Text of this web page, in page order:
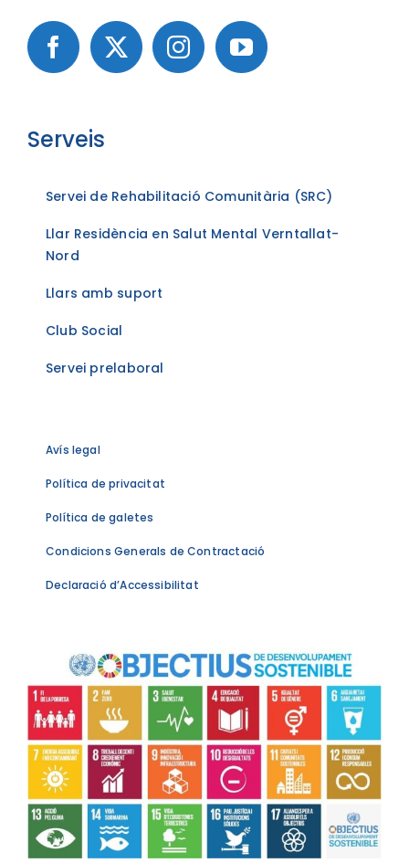
Serveis
Servei de Rehabilitació Comunitària (SRC)
Llar Residència en Salut Mental Verntallat-
Nord
Llars amb suport
Club Social
Servei prelaboral
Avís legal
Política de privacitat
Política de galetes
Condicions Generals de Contractació
Declaració d’Accessibilitat